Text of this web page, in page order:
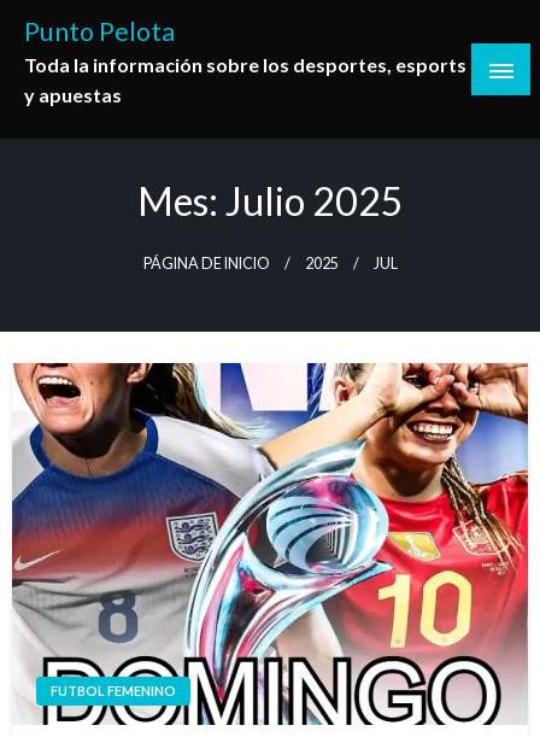
contenido
Punto Pelota
Toda la información sobre los desportes, esports
y apuestas
Mes: Julio 2025
PÁGINA DE INICIO 2025 JUL
FUTBOL FEMENINO